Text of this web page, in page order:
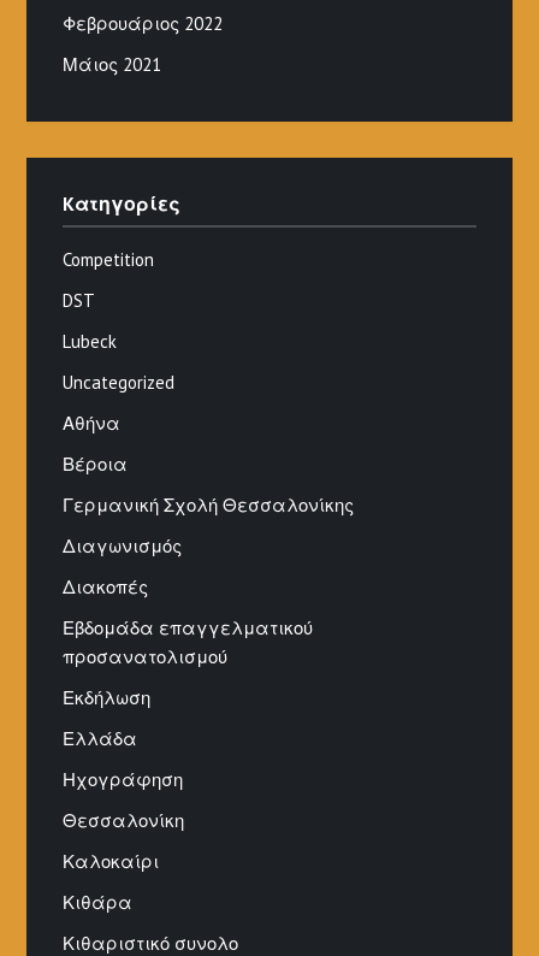
Φεβρουάριος 2022
Μάιος 2021
Kατηγορίες
Competition
DST
Lubeck
Uncategorized
Αθήνα
Βέροια
Γερμανική Σχολή Θεσσαλονίκης
Διαγωνισμός
Διακοπές
Εβδομάδα επαγγελματικού
προσανατολισμού
Εκδήλωση
Ελλάδα
Ηχογράφηση
Θεσσαλονίκη
Καλοκαίρι
Κιθάρα
Κιθαριστικό συνολο